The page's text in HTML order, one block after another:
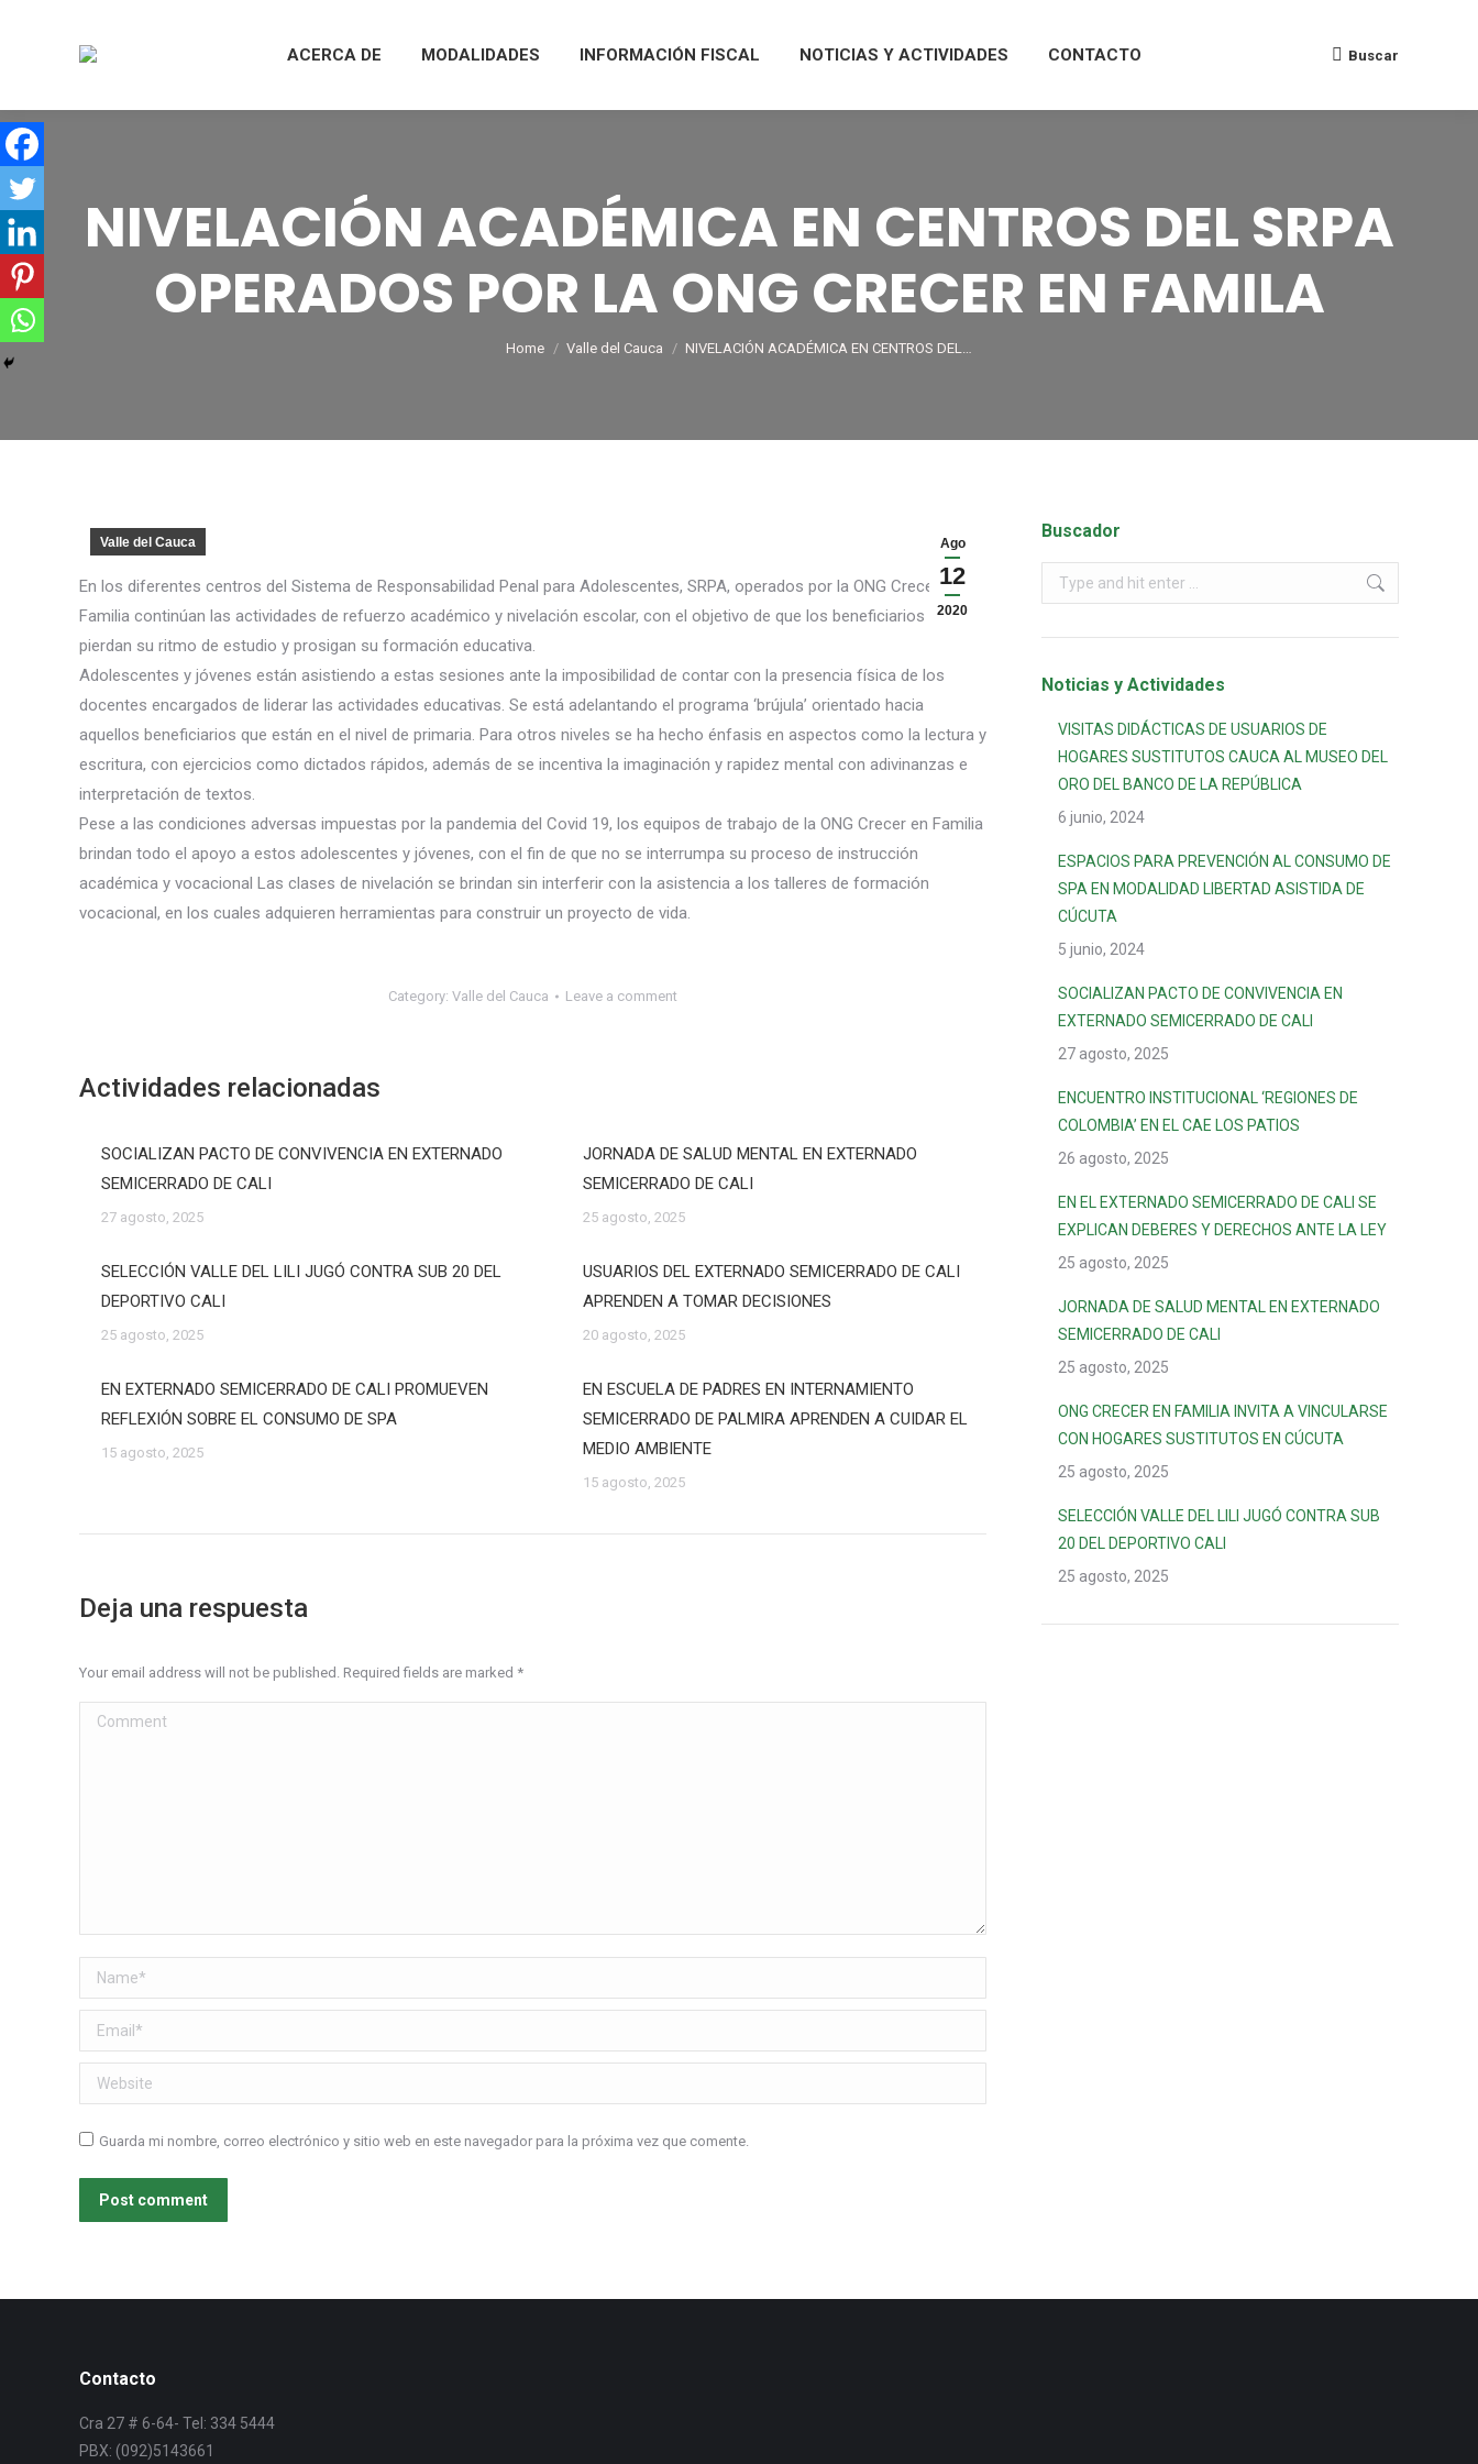
ACERCA DE MODALIDADES INFORMACIÓN FISCAL NOTICIAS Y ACTIVIDADES CONTACTO Buscar
NIVELACIÓN ACADÉMICA EN CENTROS DEL SRPA
OPERADOS POR LA ONG CRECER EN FAMILA
You are here:
Home Valle del Cauca NIVELACIÓN ACADÉMICA EN CENTROS DEL…
Ago
12
2020
Valle del Cauca
En los diferentes centros del Sistema de Responsabilidad Penal para Adolescentes, SRPA, operados por la ONG Crecer en
Familia continúan las actividades de refuerzo académico y nivelación escolar, con el objetivo de que los beneficiarios no
pierdan su ritmo de estudio y prosigan su formación educativa.
Adolescentes y jóvenes están asistiendo a estas sesiones ante la imposibilidad de contar con la presencia física de los
docentes encargados de liderar las actividades educativas. Se está adelantando el programa ‘brújula’ orientado hacia
aquellos beneficiarios que están en el nivel de primaria. Para otros niveles se ha hecho énfasis en aspectos como la lectura y
escritura, con ejercicios como dictados rápidos, además de se incentiva la imaginación y rapidez mental con adivinanzas e
interpretación de textos.
Pese a las condiciones adversas impuestas por la pandemia del Covid 19, los equipos de trabajo de la ONG Crecer en Familia
brindan todo el apoyo a estos adolescentes y jóvenes, con el fin de que no se interrumpa su proceso de instrucción
académica y vocacional Las clases de nivelación se brindan sin interferir con la asistencia a los talleres de formación
vocacional, en los cuales adquieren herramientas para construir un proyecto de vida.
Category: Valle del Cauca Leave a comment
Actividades relacionadas
SOCIALIZAN PACTO DE CONVIVENCIA EN EXTERNADO
SEMICERRADO DE CALI
27 agosto, 2025
JORNADA DE SALUD MENTAL EN EXTERNADO
SEMICERRADO DE CALI
25 agosto, 2025
SELECCIÓN VALLE DEL LILI JUGÓ CONTRA SUB 20 DEL
DEPORTIVO CALI
25 agosto, 2025
USUARIOS DEL EXTERNADO SEMICERRADO DE CALI
APRENDEN A TOMAR DECISIONES
20 agosto, 2025
EN EXTERNADO SEMICERRADO DE CALI PROMUEVEN
REFLEXIÓN SOBRE EL CONSUMO DE SPA
15 agosto, 2025
EN ESCUELA DE PADRES EN INTERNAMIENTO
SEMICERRADO DE PALMIRA APRENDEN A CUIDAR EL
MEDIO AMBIENTE
15 agosto, 2025
Deja una respuesta
Your email address will not be published. Required fields are marked *
Comment
Name *
Email *
Website
Guarda mi nombre, correo electrónico y sitio web en este navegador para la próxima vez que comente.
Post comment
Buscador
Noticias y Actividades
VISITAS DIDÁCTICAS DE USUARIOS DE
HOGARES SUSTITUTOS CAUCA AL MUSEO DEL
ORO DEL BANCO DE LA REPÚBLICA
6 junio, 2024
ESPACIOS PARA PREVENCIÓN AL CONSUMO DE
SPA EN MODALIDAD LIBERTAD ASISTIDA DE
CÚCUTA
5 junio, 2024
SOCIALIZAN PACTO DE CONVIVENCIA EN
EXTERNADO SEMICERRADO DE CALI
27 agosto, 2025
ENCUENTRO INSTITUCIONAL ‘REGIONES DE
COLOMBIA’ EN EL CAE LOS PATIOS
26 agosto, 2025
EN EL EXTERNADO SEMICERRADO DE CALI SE
EXPLICAN DEBERES Y DERECHOS ANTE LA LEY
25 agosto, 2025
JORNADA DE SALUD MENTAL EN EXTERNADO
SEMICERRADO DE CALI
25 agosto, 2025
ONG CRECER EN FAMILIA INVITA A VINCULARSE
CON HOGARES SUSTITUTOS EN CÚCUTA
25 agosto, 2025
SELECCIÓN VALLE DEL LILI JUGÓ CONTRA SUB
20 DEL DEPORTIVO CALI
25 agosto, 2025
Contacto
Cra 27 # 6-64- Tel: 334 5444
PBX: (092)5143661